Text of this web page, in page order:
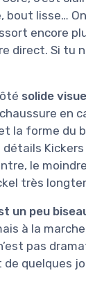
bout lisse…
encore
direct. Si tu
solide
en
la forme du
le
très
un peu
à la
pas
de quelques